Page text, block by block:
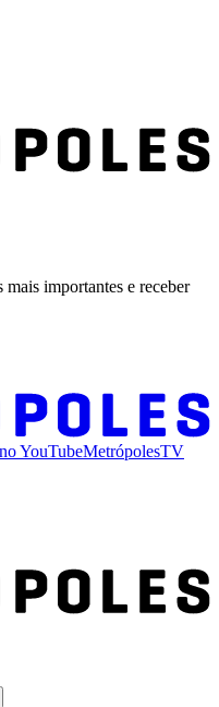
importantes e receber
YouTubeMetrópolesTV